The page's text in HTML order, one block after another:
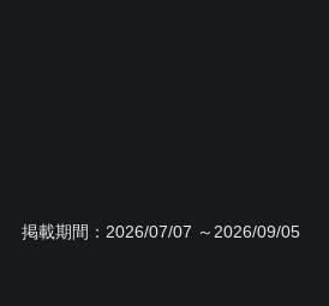
掲載期間： 2026/07/07 ～2026/09/05